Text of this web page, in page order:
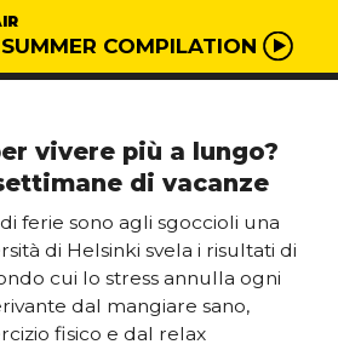
COMPILATION
vivere più a lungo?
di vacanze
ferie sono agli sgoccioli una
di Helsinki svela i risultati di
cui lo stress annulla ogni
dal mangiare sano,
fisico e dal relax